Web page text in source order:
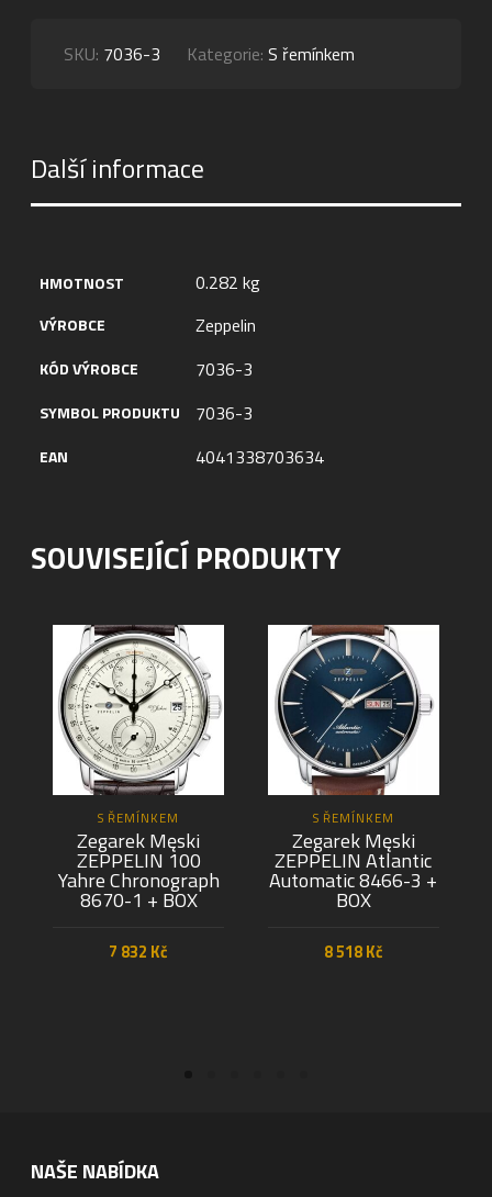
SKU: 7036-3 Kategorie:S řemínkem
Další informace
HMOTNOST 0.282 kg
VÝROBCE Zeppelin
KÓD VÝROBCE 7036-3
SYMBOL PRODUKTU 7036-3
EAN 4041338703634
SOUVISEJÍCÍ PRODUKTY
S ŘEMÍNKEM
Zegarek Męski
ZEPPELIN 100
Yahre Chronograph
8670-1 + BOX
7 832 Kč
S ŘEMÍNKEM
Zegarek Męski
ZEPPELIN Atlantic
Automatic 8466-3 +
BOX
8 518Kč
NAŠE NABÍDKA